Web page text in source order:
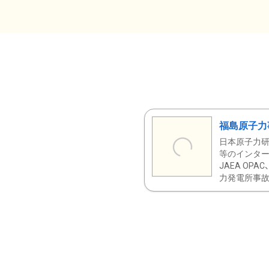
福島原子
日本原子力
等のインタ
JAEA OPAC
力発電所事